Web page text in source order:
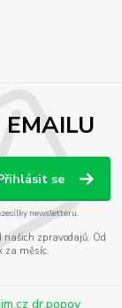
se
newsletteru.
našich zpravodajů. Od
za měsíc.